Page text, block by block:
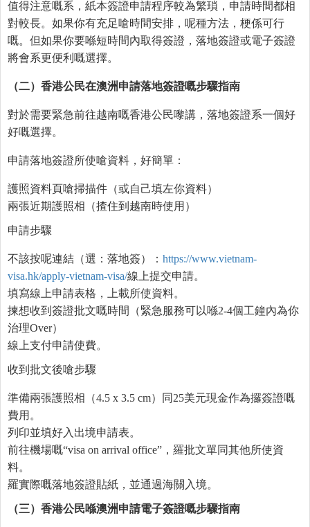
值得注意嘅系，紙本簽證申請程序較為繁瑣，申請時間都相
對較長。如果你有充足嗆時間安排，呢種方法，梗係可行
嘅。但如果你要喺短時間內取得簽證，落地簽證或電子簽證
將會系更便利嘅選擇。
（二）香港公民在澳洲申請落地簽證嘅步驟指南
對於需要緊急前往越南嘅香港公民嚟講，落地簽證系一個好
好嘅選擇。
申請落地簽證所使嗆資料，好簡單：
護照資料頁嗆掃描件（或自己填左你資料）
兩張近期護照相（揸住到越南時使用）
申請步驟
不該按呢連結（選：落地簽）： https://www.vietnam-
visa.hk/apply-vietnam-visa/線上提交申請。
填寫線上申請表格，上載所使資料。
揀想收到簽證批文嘅時間（緊急服務可以喺2-4個工鐘內為你
治理Over）
線上支付申請使費。
收到批文後嗆步驟
準備兩張護照相（4.5 x 3.5 cm）同25美元現金作為攞簽證嘅
費用。
列印並填好入出境申請表。
前往機場嘅“visa on arrival office”，羅批文單同其他所使資
料。
羅實際嘅落地簽證貼紙，並通過海關入境。
（三）香港公民喺澳洲申請電子簽證嘅步驟指南